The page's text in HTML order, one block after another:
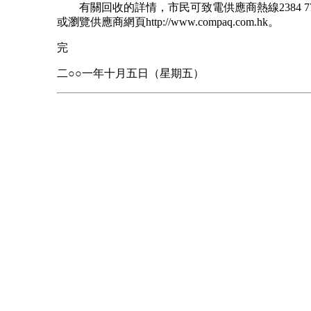
有關回收的詳情，市民可致電供應商熱線2384
或瀏覽供應商網頁http://www.compaq.com.hk。
完
二○○一年十月五日（星期五）